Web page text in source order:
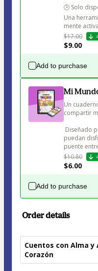
🕒 Solo
Una
mente
$17.00
$9.00
Add to purchase
Mi
Un
compartir
puedan
puente
$10.80
$6.00
Add to purchase
Order details
Cuentos con Alma
Corazón